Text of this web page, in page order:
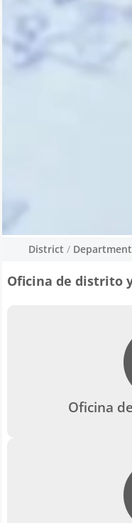
To make sure
is a finely oiled
conjunction,
District /
Oficina de distrito
Oficina